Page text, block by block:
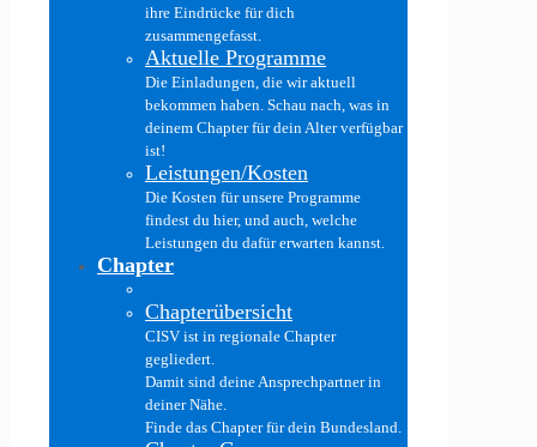
ihre Eindrücke für dich
zusammengefasst.
Aktuelle Programme
Die Einladungen, die wir aktuell
bekommen haben. Schau nach, was in
deinem Chapter für dein Alter verfügbar
ist!
Leistungen/Kosten
Die Kosten für unsere Programme
findest du hier, und auch, welche
Leistungen du dafür erwarten kannst.
Chapter
Chapterübersicht
CISV ist in regionale Chapter
gegliedert.
Damit sind deine Ansprechpartner in
deiner Nähe.
Finde das Chapter für dein Bundesland.